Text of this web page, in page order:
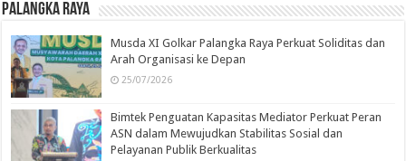
Palangka Raya
Musda XI Golkar Palangka Raya Perkuat Soliditas dan
Arah Organisasi ke Depan
25/07/2026
Bimtek Penguatan Kapasitas Mediator Perkuat Peran
ASN dalam Mewujudkan Stabilitas Sosial dan
Pelayanan Publik Berkualitas